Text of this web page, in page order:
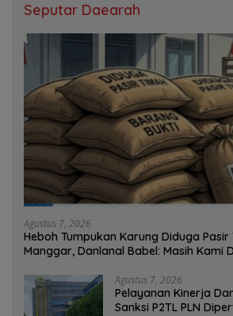
Seputar Daearah
Agustus 7, 2026
Heboh Tumpukan Karung Diduga Pasir
Manggar, Danlanal Babel: Masih Kami
Agustus 7, 2026
Pelayanan Kinerja
Sanksi P2TL PLN